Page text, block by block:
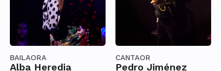
BAILAORA
Alba Heredia
CANTAOR
Pedro Jiménez